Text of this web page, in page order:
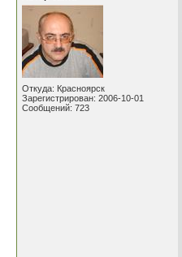
Откуда: Красноярск
Зарегистрирован: 2006-10-01
Сообщений: 723